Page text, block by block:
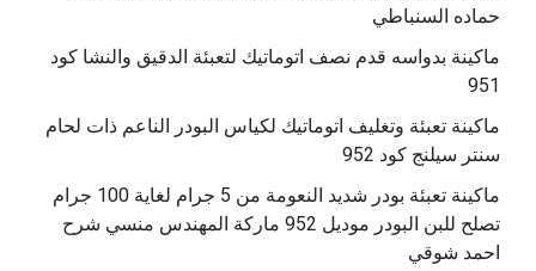
حماده السنباطي
ماكينة بدواسه قدم نصف اتوماتيك لتعبئة الدقيق والنشا كود
951
ماكينة تعبئة وتغليف اتوماتيك لكياس البودر الناعم ذات لحام
سنتر سيلنج كود 952
ماكينة تعبئة بودر شديد النعومة من 5 جرام لغاية 100 جرام
تصلح للبن البودر موديل 952 ماركة المهندس منسي شرح
احمد شوقي